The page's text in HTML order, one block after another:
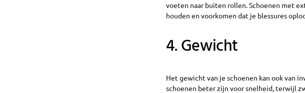
voeten naar buiten rollen. Schoenen met
houden en voorkomen dat je blessures
4. Gewicht
Het gewicht van je schoenen kan ook van
schoenen beter zijn voor snelheid, terwijl